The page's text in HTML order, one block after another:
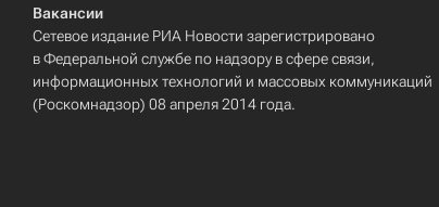
Вакансии
Сетевое издание РИА Новости зарегистрировано
в Федеральной службе по надзору в сфере связи,
информационных технологий и массовых коммуникаций
(Роскомнадзор) 08 апреля 2014 года.